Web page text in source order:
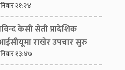
२१:२४
केसी सेती प्रादेशिक
राखेर उपचार सुरु
१३:४७